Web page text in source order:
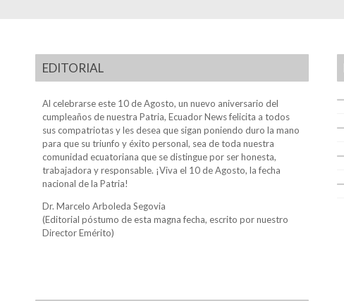
EDITORIAL
Al celebrarse este 10 de Agosto, un nuevo aniversario del
cumpleaños de nuestra Patria, Ecuador News felicita a todos
sus compatriotas y les desea que sigan poniendo duro la mano
para que su triunfo y éxito personal, sea de toda nuestra
comunidad ecuatoriana que se distingue por ser honesta,
trabajadora y responsable. ¡Viva el 10 de Agosto, la fecha
nacional de la Patria!
Dr. Marcelo Arboleda Segovia
(Editorial póstumo de esta magna fecha, escrito por nuestro
Director Emérito)